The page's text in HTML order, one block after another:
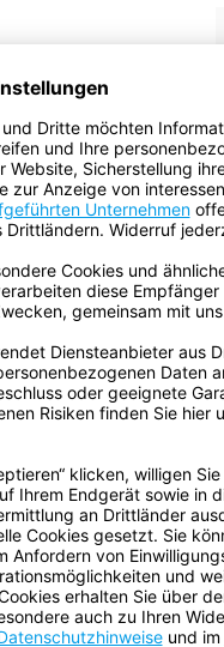
zuverlässige Haftung.
und saubere